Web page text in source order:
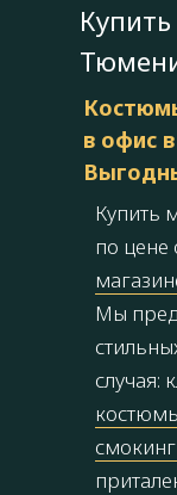
Купить
по цене
Мы
случая:
в офис